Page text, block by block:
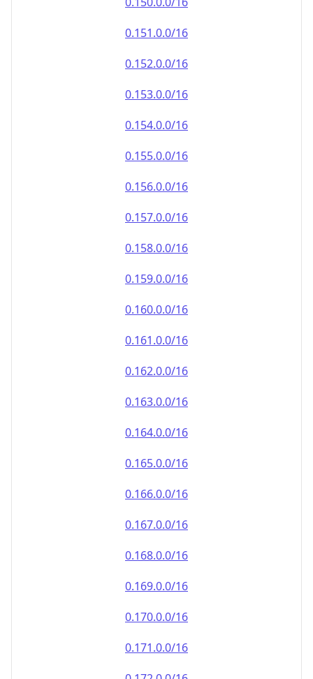
0.151.0.0/16
0.152.0.0/16
0.153.0.0/16
0.154.0.0/16
0.155.0.0/16
0.156.0.0/16
0.157.0.0/16
0.158.0.0/16
0.159.0.0/16
0.160.0.0/16
0.161.0.0/16
0.162.0.0/16
0.163.0.0/16
0.164.0.0/16
0.165.0.0/16
0.166.0.0/16
0.167.0.0/16
0.168.0.0/16
0.169.0.0/16
0.170.0.0/16
0.171.0.0/16
0.172.0.0/16